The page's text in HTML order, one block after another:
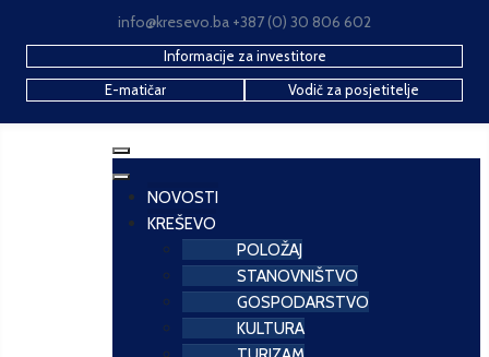
info@kresevo.ba +387 (0) 30 806 602
Informacije za investitore
E-matičar
Vodič za posjetitelje
NOVOSTI
KREŠEVO
POLOŽAJ
STANOVNIŠTVO
GOSPODARSTVO
KULTURA